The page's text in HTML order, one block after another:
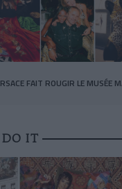
FAIT ROUGIR LE MUSÉE
DO IT